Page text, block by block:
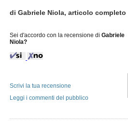
di Gabriele Niola, articolo completo
Sei d'accordo con la recensione diGabriele
Niola?
Scrivi la tua recensione
Leggi i commenti del pubblico